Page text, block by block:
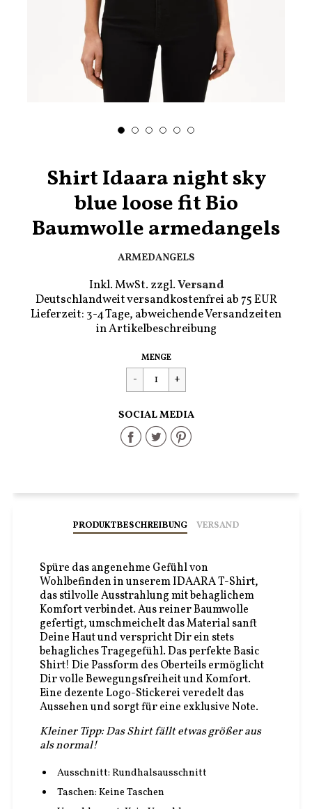
Shirt Idaara night sky
blue loose fit Bio
Baumwolle armedangels
ARMEDANGELS
Inkl. MwSt. zzgl.Versand
Deutschlandweit versandkostenfrei ab 75 EUR
Lieferzeit: 3-4 Tage, abweichende Versandzeiten
in Artikelbeschreibung
Regulärer
Preis
€39,90
MENGE
SOCIAL MEDIA
Share
Facebook
Share
Twitter
Share
Pinterest
PRODUKTBESCHREIBUNG VERSAND
Spüre das angenehme Gefühl von
Wohlbefinden in unserem IDAARA T-Shirt,
das stilvolle Ausstrahlung mit behaglichem
Komfort verbindet. Aus reiner Baumwolle
gefertigt, umschmeichelt das Material sanft
Deine Haut und verspricht Dir ein stets
behagliches Tragegefühl. Das perfekte Basic
Shirt! Die Passform des Oberteils ermöglicht
Dir volle Bewegungsfreiheit und Komfort.
Eine dezente Logo-Stickerei veredelt das
Aussehen und sorgt für eine exklusive Note.
Kleiner Tipp: Das Shirt fällt etwas größer aus
als normal!
Ausschnitt: Rundhalsausschnitt
Taschen: Keine Taschen